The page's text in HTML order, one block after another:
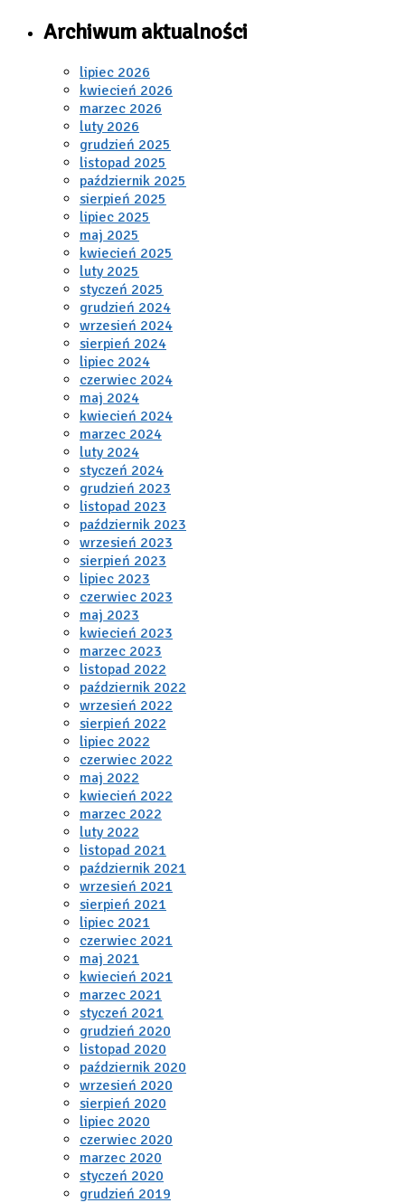
Archiwum aktualności
lipiec 2026
kwiecień 2026
marzec 2026
luty 2026
grudzień 2025
listopad 2025
październik 2025
sierpień 2025
lipiec 2025
maj 2025
kwiecień 2025
luty 2025
styczeń 2025
grudzień 2024
wrzesień 2024
sierpień 2024
lipiec 2024
czerwiec 2024
maj 2024
kwiecień 2024
marzec 2024
luty 2024
styczeń 2024
grudzień 2023
listopad 2023
październik 2023
wrzesień 2023
sierpień 2023
lipiec 2023
czerwiec 2023
maj 2023
kwiecień 2023
marzec 2023
listopad 2022
październik 2022
wrzesień 2022
sierpień 2022
lipiec 2022
czerwiec 2022
maj 2022
kwiecień 2022
marzec 2022
luty 2022
listopad 2021
październik 2021
wrzesień 2021
sierpień 2021
lipiec 2021
czerwiec 2021
maj 2021
kwiecień 2021
marzec 2021
styczeń 2021
grudzień 2020
listopad 2020
październik 2020
wrzesień 2020
sierpień 2020
lipiec 2020
czerwiec 2020
marzec 2020
styczeń 2020
grudzień 2019